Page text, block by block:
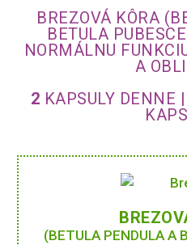
BREZOVÁ KÔRA
BETULA
NORMÁLNU
A
2 KAPSULY DENNE |
(BETULA PENDULA A